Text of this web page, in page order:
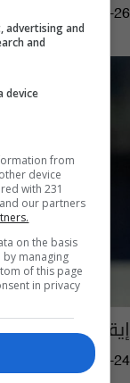
12:49 | 2022-02-26
إيقاف لاعب بحريني 10 مباريات بسبب
06:02 | 2019-12-24
advertising and
and
device
from
device
with 231
our partners
on the basis
managing
of this page
in privacy